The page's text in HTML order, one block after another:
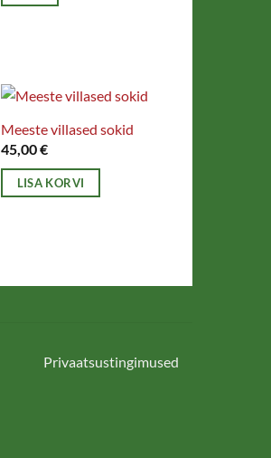
mitu
varianti.
Valikuid
saab
teha
tootelehel.
Meeste villased sokid
45,00€
LISA KORVI
Privaatsustingimused